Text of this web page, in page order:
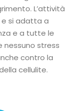
L’attività
e si adatta a
e a tutte le
nessuno stress
contro la
cellulite.